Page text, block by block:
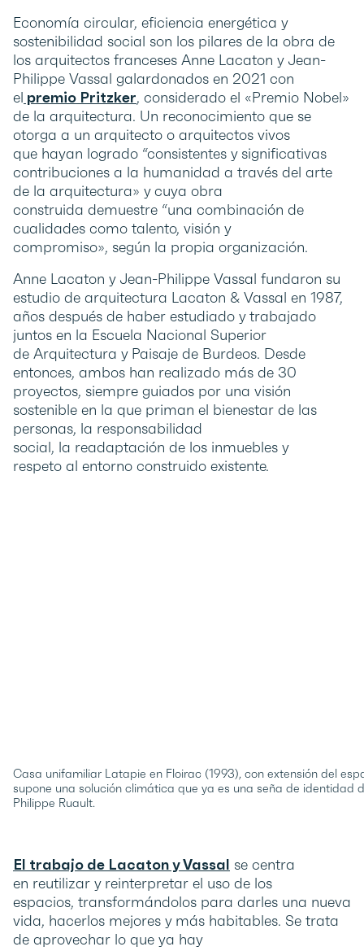
Economía circular, eficiencia energética y
sostenibilidad social son los pilares de la obra de
los arquitectos franceses Anne Lacaton y Jean-
Philippe Vassal galardonados en 2021 con
el premio Pritzker, considerado el «Premio Nobel»
de la arquitectura. Un reconocimiento que se
otorga a un arquitecto o arquitectos vivos
que hayan logrado “consistentes y significativas
contribuciones a la humanidad a través del arte
de la arquitectura» y cuya obra
construida demuestre “una combinación de
cualidades como talento, visión y
compromiso», según la propia organización.
Anne Lacaton y Jean-Philippe Vassal fundaron su
estudio de arquitectura Lacaton & Vassal en 1987,
años después de haber estudiado y trabajado
juntos en la Escuela Nacional Superior
de Arquitectura y Paisaje de Burdeos. Desde
entonces, ambos han realizado más de 30
proyectos, siempre guiados por una visión
sostenible en la que priman el bienestar de las
personas, la responsabilidad
social, la readaptación de los inmuebles y
respeto al entorno construido existente.
Casa unifamiliar Latapie en Floirac (1993), con extensión del
supone una solución climática que ya es una seña de identidad
Philippe Ruault.
El trabajo de Lacaton y Vassal se centra
en reutilizar y reinterpretar el uso de los
espacios, transformándolos para darles una nueva
vida, hacerlos mejores y más habitables. Se trata
de aprovechar lo que ya hay